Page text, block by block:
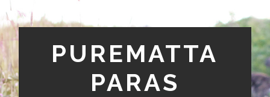
PUREMATTA
PARAS